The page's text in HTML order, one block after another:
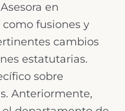
en
fusiones y
cambios
estatutarias.
sobre
Anteriormente,